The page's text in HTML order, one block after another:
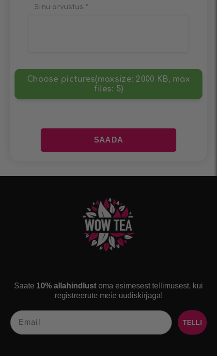
Sinu arvustus *
Choose pictures(maxsize: 2000 KB, max
files: 5)
Saate 10% allahindlust oma esimesest tellimusest, kui
registreerute meie uudiskirjaga!
Email
TELLI